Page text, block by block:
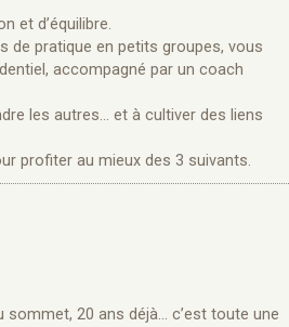
et d’équilibre.
de pratique en petits groupes, vous
accompagné par un coach
les autres… et à cultiver des liens
profiter au mieux des 3 suivants.
20 ans déjà… c’est toute une